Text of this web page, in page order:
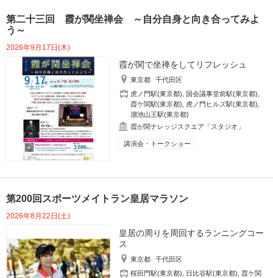
第二十三回 霞が関坐禅会 ～自分自身と向き合ってみよ
う～
2026年9月17日(木)
霞が関で坐禅をしてリフレッシュ
東京都
千代田区
虎ノ門駅(東京都)
国会議事堂前駅(東京都)
霞ケ関駅(東京都)
虎ノ門ヒルズ駅(東京都)
溜池山王駅(東京都)
霞が関ナレッジスクエア「スタジオ」
講演会・トークショー
第200回スポーツメイトラン皇居マラソン
2026年8月22日(土)
皇居の周りを周回するランニングコー
ス
東京都
千代田区
桜田門駅(東京都)
日比谷駅(東京都)
霞ケ関